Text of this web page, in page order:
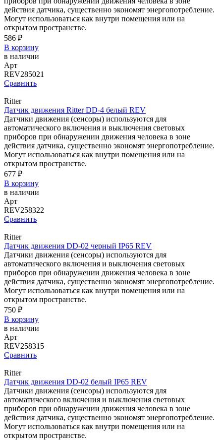
действия датчика, существенно экономят энергопотребление.
Могут использоваться как внутри помещения или на
открытом пространстве.
586 ₽
В корзину
в наличии
Арт
REV285021
Сравнить
Ritter
Датчик движения Ritter DD-4 белый REV
Датчики движения (сенсоры) используются для
автоматического включения и выключения световых
приборов при обнаружении движения человека в зоне
действия датчика, существенно экономят энергопотребление.
Могут использоваться как внутри помещения или на
открытом пространстве.
677 ₽
В корзину
в наличии
Арт
REV258322
Сравнить
Ritter
Датчик движения DD-02 черный IP65 REV
Датчики движения (сенсоры) используются для
автоматического включения и выключения световых
приборов при обнаружении движения человека в зоне
действия датчика, существенно экономят энергопотребление.
Могут использоваться как внутри помещения или на
открытом пространстве.
750 ₽
В корзину
в наличии
Арт
REV258315
Сравнить
Ritter
Датчик движения DD-02 белый IP65 REV
Датчики движения (сенсоры) используются для
автоматического включения и выключения световых
приборов при обнаружении движения человека в зоне
действия датчика, существенно экономят энергопотребление.
Могут использоваться как внутри помещения или на
открытом пространстве.